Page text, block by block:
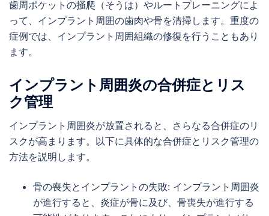
歯周ポケットの掻爬（そうは）やルートプレーニングによ
って、インプラント周囲の歯肉や骨を清掃します。重度の
症例では、インプラント周囲組織の修復を行うこともあり
ます。
インプラント周囲炎の合併症とリス
ク管理
インプラント周囲炎が放置されると、さらなる合併症のリ
スクが高まります。以下に具体的な合併症とリスク管理の
方法を説明します。
骨の喪失とインプラントの失敗: インプラント周囲炎
が進行すると、炎症が骨に及び、骨喪失が進行する